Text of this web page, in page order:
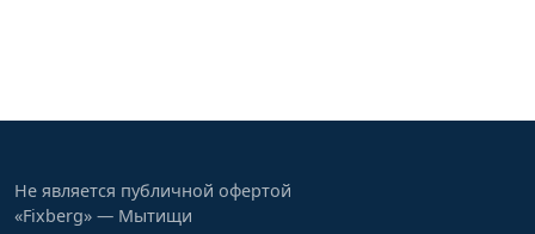
Не является публичной офертой
«Fixberg» — Мытищи